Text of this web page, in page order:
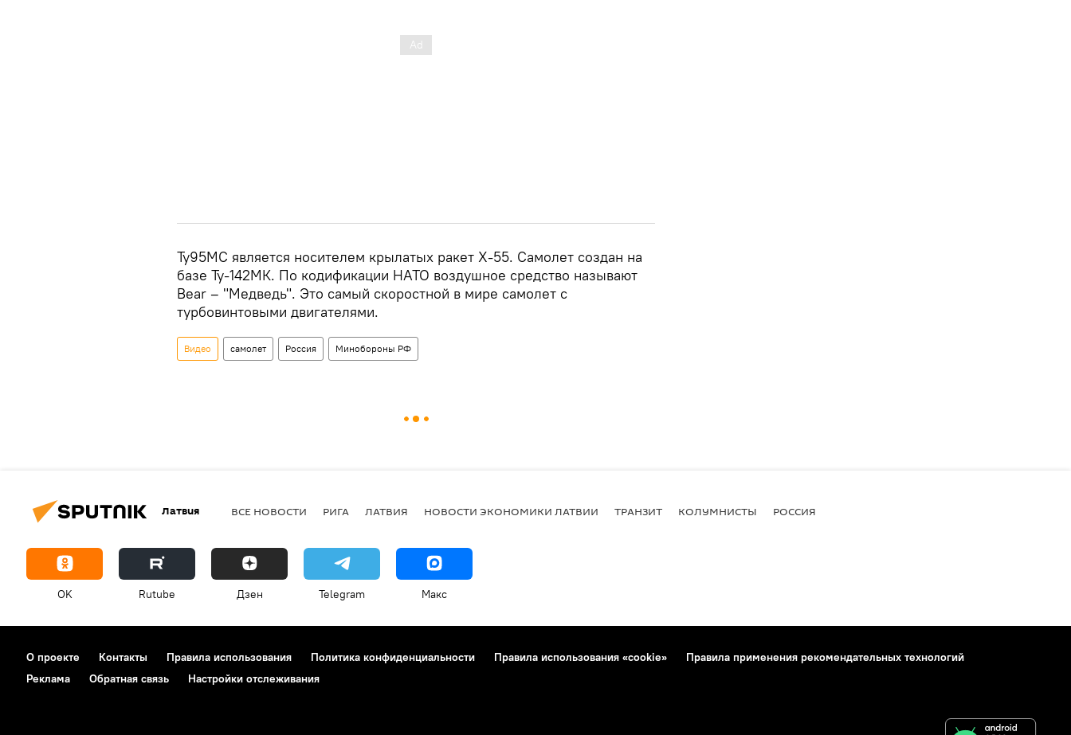
Ту95МС является носителем крылатых ракет Х-55. Самолет создан на
базе Ту-142МК. По кодификации НАТО воздушное средство называют
Bear – "Медведь". Это самый скоростной в мире самолет с
турбовинтовыми двигателями.
Видео самолет Россия Минобороны РФ
Латвия ВСЕ НОВОСТИ РИГА ЛАТВИЯ НОВОСТИ ЭКОНОМИКИ ЛАТВИИ ТРАНЗИТ КОЛУМНИСТЫ РОССИЯ
OK Rutube Дзен Telegram Макс
О проекте Контакты Правила использования Политика конфиденциальности Правила использования «cookie»
Правила применения рекомендательных технологий
Реклама
Обратная связь Настройки отслеживания